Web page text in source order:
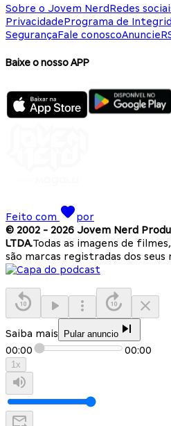
Sobre o Jovem NerdRedes
PrivacidadePrograma de
SegurançaFale conoscoAnuncie
Baixe o nosso APP
Feito com
por
© 2002 - 2026 Jovem Nerd
LTDA.Todas as imagens de
são marcas registradas dos
Saiba mais Pular anuncio
00:00 00:00
1x